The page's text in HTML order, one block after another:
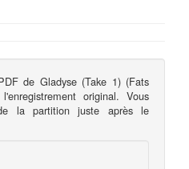
de Gladyse (Take 1) (Fats
original. Vous
la partition juste après le